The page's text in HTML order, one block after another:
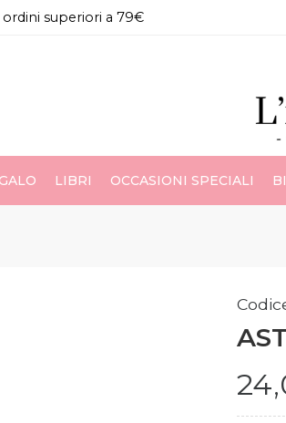
superiori a 79€
LIBRI OCCASIONI SPECIALI